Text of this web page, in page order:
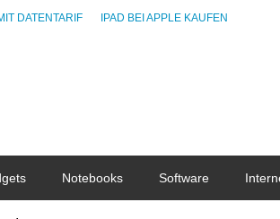
DATENTARIF IPAD BEI APPLE KAUFEN
Notebooks Software